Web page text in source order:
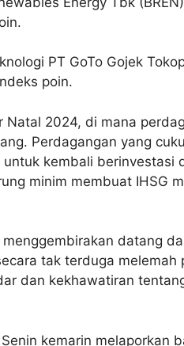
PT GoTo Gojek
poin.
Natal 2024, di mana
. Perdagangan yang
kembali berinvestasi
minim membuat IHSG
datang
tak terduga
dan kekhawatiran
kemarin melaporkan